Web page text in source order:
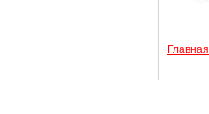
Главная